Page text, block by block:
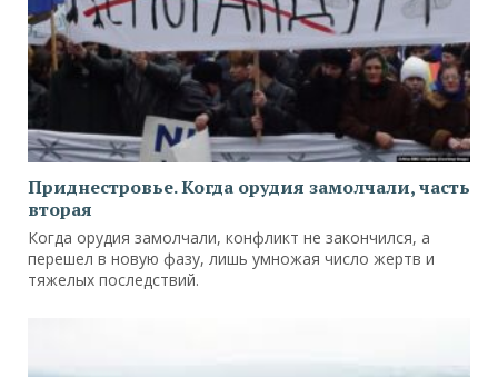
Приднестровье. Когда орудия замолчали, часть
вторая
Когда орудия замолчали, конфликт не закончился, а
перешел в новую фазу, лишь умножая число жертв и
тяжелых последствий.